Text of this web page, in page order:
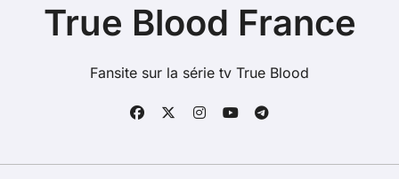
True Blood France
Fansite sur la série tv True Blood